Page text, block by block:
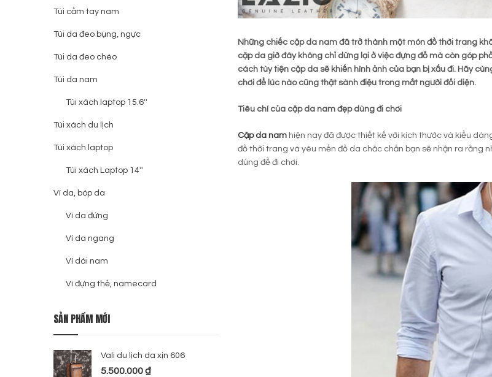
Những chiếc cặp da nam đã trở thành một món đồ thời trang
cặp da giờ đây không chỉ dừng lại ở việc đựng đồ mà còn góp
cách tùy tiện cặp da sẽ khiến hình ảnh của bạn bị xấu đi. Hãy
chơi để lúc nào cũng thật sành điệu trong mắt người đối diện.
Tiêu chí của cặp da nam đẹp dùng đi chơi
Cặp da nam hiện nay đã được thiết kế với kích thước và kiểu
đồ thời trang và yêu mến đồ da chắc chắn bạn sẽ nhận ra rằng
dùng để đi chơi.
Túi cầm tay nam
Túi da đeo bụng, ngực
Túi da đeo chéo
Túi da nam
Túi xách laptop 15.6''
Túi xách du lịch
Túi xách laptop
Túi xách Laptop 14''
Ví da, bóp da
Ví da đứng
Ví da ngang
Ví dài nam
Ví đựng thẻ, namecard
SẢN PHẨM MỚI
Vali du lịch da xịn 606
5.500.000₫